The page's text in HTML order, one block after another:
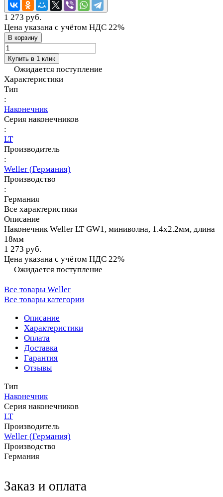
1 273 руб.
Цена указана с учётом НДС 22%
В корзину
Купить в 1 клик
Ожидается поступление
Характеристики
Тип
:
Наконечник
Серия наконечников
:
LT
Производитель
:
Weller (Германия)
Производство
:
Германия
Все характеристики
Описание
Наконечник Weller LT GW1, миниволна, 1.4х2.2мм, длина
18мм
1 273 руб.
Цена указана с учётом НДС 22%
Ожидается поступление
Все товары Weller
Все товары категории
Описание
Характеристики
Оплата
Доставка
Гарантия
Отзывы
Тип
Наконечник
Серия наконечников
LT
Производитель
Weller (Германия)
Производство
Германия
Заказ и оплата